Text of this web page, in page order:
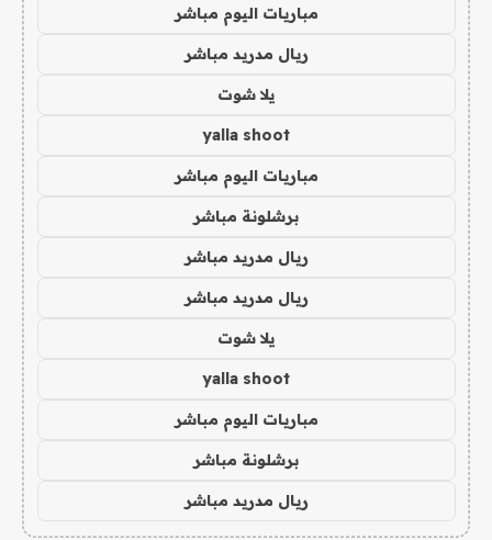
مباريات اليوم مباشر
ريال مدريد مباشر
يلا شوت
yalla shoot
مباريات اليوم مباشر
برشلونة مباشر
ريال مدريد مباشر
ريال مدريد مباشر
يلا شوت
yalla shoot
مباريات اليوم مباشر
برشلونة مباشر
ريال مدريد مباشر